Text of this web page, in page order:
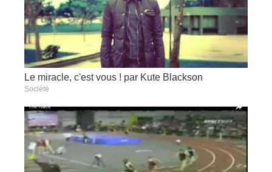
Le miracle, c'est vous ! par Kute Blackson
Société